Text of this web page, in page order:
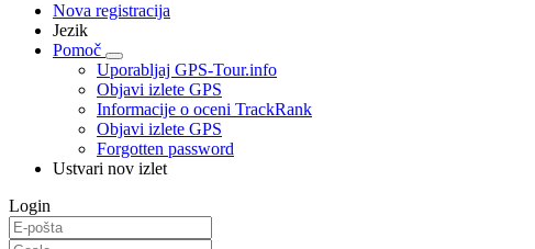
Nova registracija
Jezik
Pomoč
Uporabljaj GPS-Tour.info
Objavi izlete GPS
Informacije o oceni TrackRank
Objavi izlete GPS
Forgotten password
Ustvari nov izlet
Login